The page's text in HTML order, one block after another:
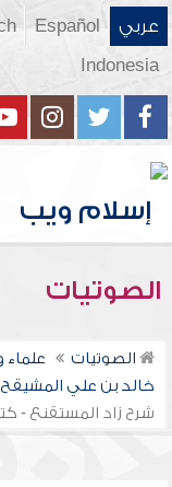
عربي Español
Indonesia
الصوتيات
الصوتيات علماء
خالد بن علي المشيقح
شرح زاد المستقنع -